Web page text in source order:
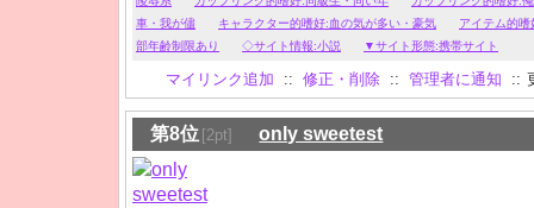
車・我が儘
キャラクター的嗜好:血の気が多い・豪気
アイテム的
部年齢制限あり
◇サイト情報:小説 ▼サイト形態:携帯サイト
マイリンク追加 :: 修正・削除 :: 管理者に通知 ::
第8位 [2pt] only sweetest